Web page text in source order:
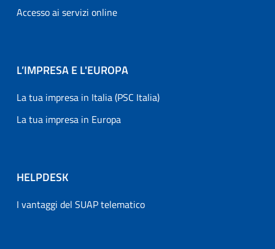
Accesso ai servizi online
L’IMPRESA E L'EUROPA
La tua impresa in Italia (PSC Italia)
La tua impresa in Europa
HELPDESK
I vantaggi del SUAP telematico